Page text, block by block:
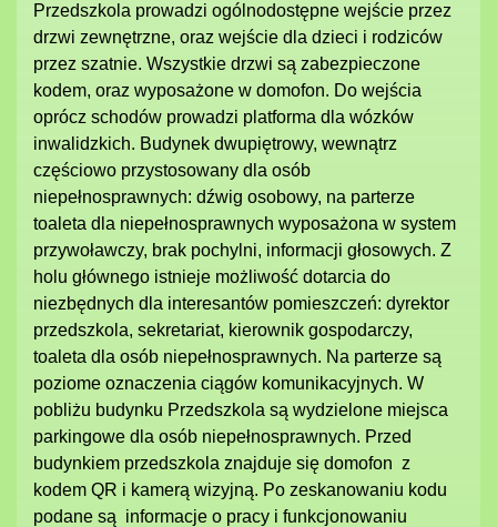
Przedszkola prowadzi ogólnodostępne wejście przez
drzwi zewnętrzne, oraz wejście dla dzieci i rodziców
przez szatnie. Wszystkie drzwi są zabezpieczone
kodem, oraz wyposażone w domofon. Do wejścia
oprócz schodów prowadzi platforma dla wózków
inwalidzkich. Budynek dwupiętrowy, wewnątrz
częściowo przystosowany dla osób
niepełnosprawnych: dźwig osobowy, na parterze
toaleta dla niepełnosprawnych wyposażona w system
przywoławczy, brak pochylni, informacji głosowych. Z
holu głównego istnieje możliwość dotarcia do
niezbędnych dla interesantów pomieszczeń: dyrektor
przedszkola, sekretariat, kierownik gospodarczy,
toaleta dla osób niepełnosprawnych. Na parterze są
poziome oznaczenia ciągów komunikacyjnych. W
pobliżu budynku Przedszkola są wydzielone miejsca
parkingowe dla osób niepełnosprawnych. Przed
budynkiem przedszkola znajduje się domofon z
kodem QR i kamerą wizyjną. Po zeskanowaniu kodu
podane są informacje o pracy i funkcjonowaniu